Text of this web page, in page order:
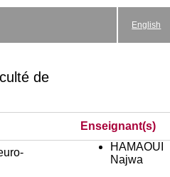
English
de
Enseignant(s)
HAMAOUI
Najwa